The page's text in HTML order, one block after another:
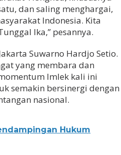
dan saling menghargai,
Indonesia. Kita
Ika,” pesannya.
Suwarno Hardjo Setio.
yang membara dan
Imlek kali ini
semakin bersinergi dengan
nasional.
Hukum